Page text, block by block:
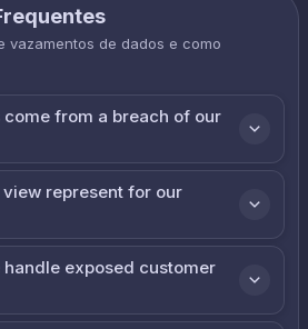
vazamentos de dados e como
come from a breach of our
represent for our
handle exposed customer